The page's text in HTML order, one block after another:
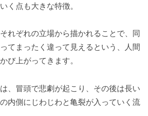
く点も大きな特徴。
れぞれの立場から描かれることで、同
てまったく違って見えるという、人間
び上がってきます。
、冒頭で悲劇が起こり、その後は長い
内側にじわじわと亀裂が入っていく流